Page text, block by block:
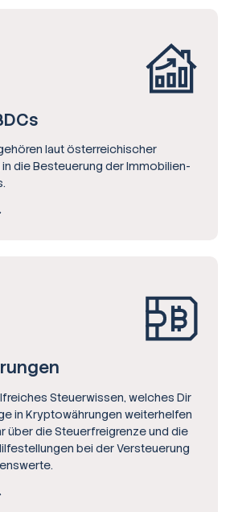
laut österreichischer
die Besteuerung der Immobilien-
Steuerwissen, welches Dir
in Kryptowährungen weiterhelfen
über die Steuerfreigrenze und die
bei der Versteuerung